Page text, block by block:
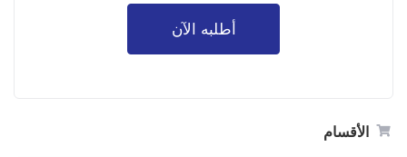
الأقسام
أطلبه الآن